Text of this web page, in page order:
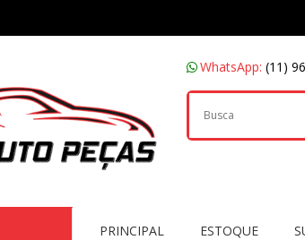
WhatsApp: (11)
PRINCIPAL ESTOQUE